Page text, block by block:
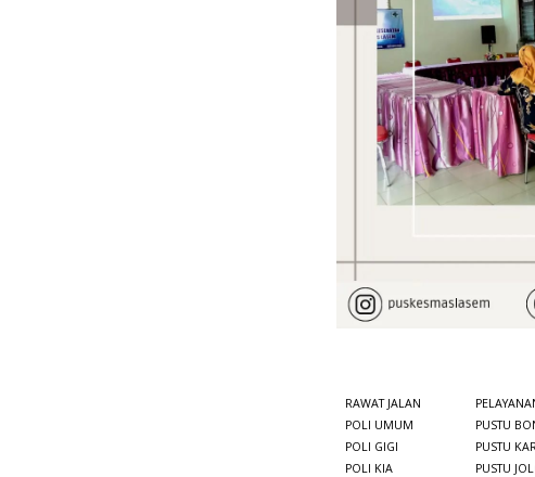
RAWAT JALAN
POLI UMUM
PUSTU
POLI GIGI
PUSTU
POLI KIA
PUSTU